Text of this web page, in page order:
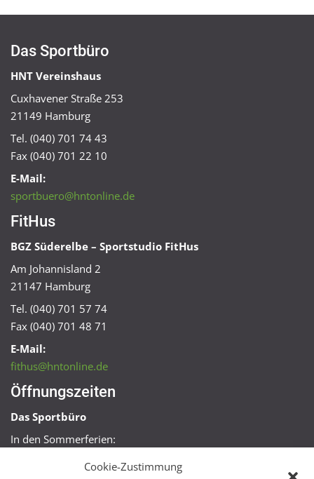
Cookie-Zustimmung
Das Sportbüro
HNT Vereinshaus
Cuxhavener Straße 253
21149 Hamburg
Tel. (040) 701 74 43
Fax (040) 701 22 10
E-Mail:
sportbuero@hntonline.de
FitHus
BGZ Süderelbe – Sportstudio FitHus
Am Johannisland 2
21147 Hamburg
Tel. (040) 701 57 74
Fax (040) 701 48 71
E-Mail:
fithus@hntonline.de
Öffnungszeiten
Das Sportbüro
In den Sommerferien:
Mo + Mi 16:00 – 18:00 Uhr